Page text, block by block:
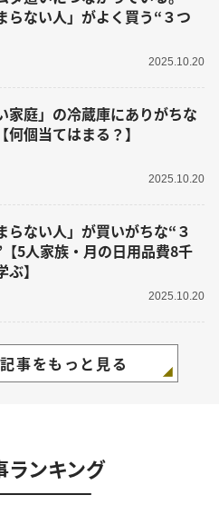
らない人」がよく買う“３つ
2025.10.20
家庭」の冷蔵庫にありがちな
何個当てはまる？】
2025.10.20
らない人」が買いがちな“３
5人家族・月の日用品費8千
】
2025.10.20
事をもっと見る
ンキング